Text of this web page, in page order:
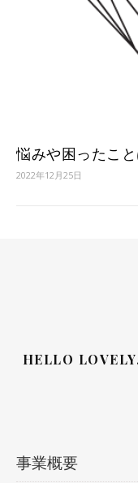
悩みや困ったこ
2022年12月25日
HELLO
事業概要